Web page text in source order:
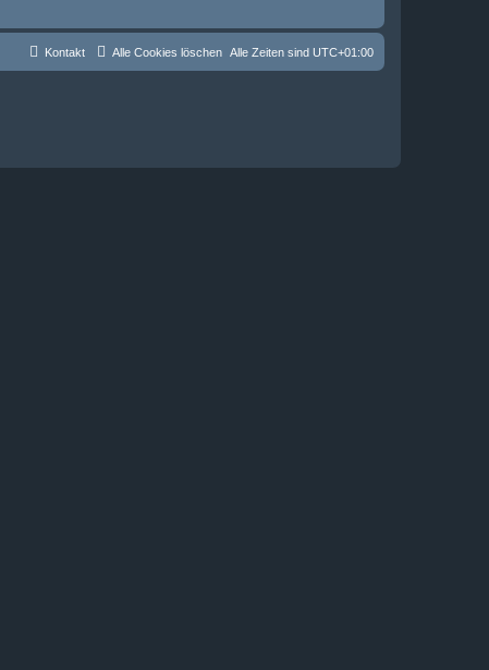
Alle Zeiten sind UTC+01:00
Alle Cookies löschen
Kontakt